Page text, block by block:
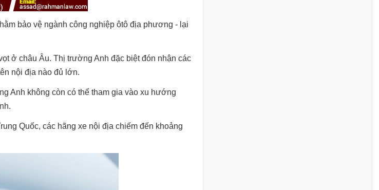
bảo vệ ngành công nghiệp ôtô địa phương - lại
ở châu Âu. Thị trường Anh đặc biệt đón nhận các
nội địa nào đủ lớn.
Anh không còn có thể tham gia vào xu hướng
Quốc, các hãng xe nội địa chiếm đến khoảng